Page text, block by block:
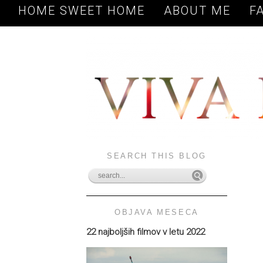
HOME SWEET HOME ABOUT ME
SEARCH THIS BLOG
OBJAVA MESECA
22 najboljših filmov v letu 2022